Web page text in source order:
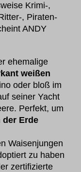
Krimi-,
, Piraten-
ANDY
ehemalige
weißen
oder bloß im
seiner Yacht
Perfekt, um
der Erde
Waisenjungen
zu haben
zertifizierte